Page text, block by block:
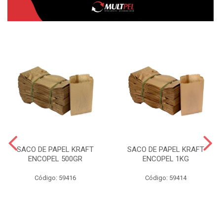
SACO DE PAPEL KRAFT
ENCOPEL 500GR
Código: 59416
SACO DE PAPEL KRAFT
ENCOPEL 1KG
Código: 59414